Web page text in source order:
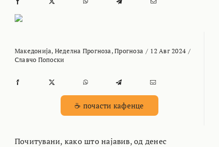
Македонија, Неделна Прогноза,Прогноза / 12 Авг 2024 /
Славчо Попоски
☕ почасти кафенце
Почитувани, како што најавив, од денес